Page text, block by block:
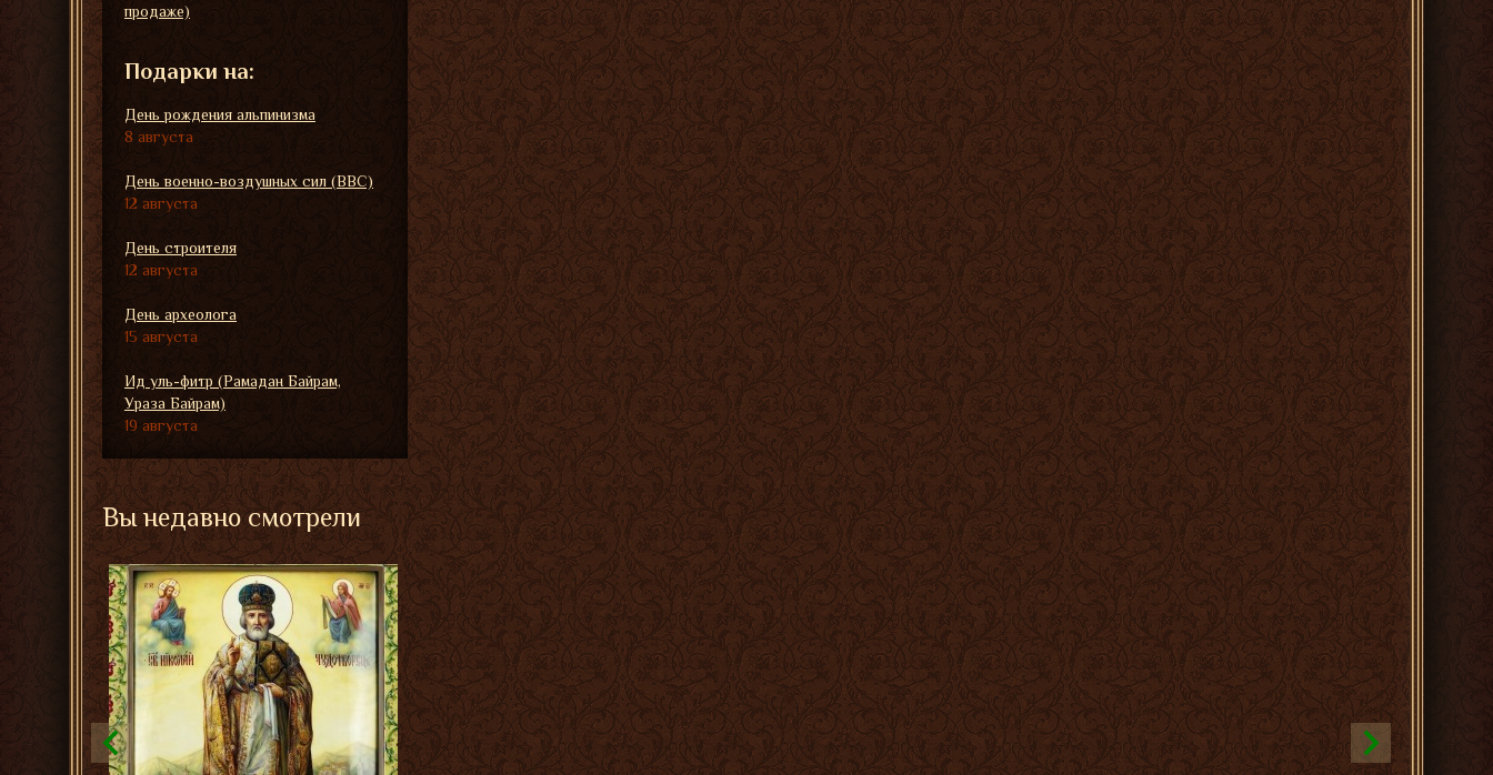
продаже)
Подарки на:
День рождения альпинизма
8 августа
День военно-воздушных сил (ВВС)
12 августа
День строителя
12 августа
День археолога
15 августа
Ид уль-фитр (Рамадан Байрам,
Ураза Байрам)
19 августа
Вы недавно смотрели